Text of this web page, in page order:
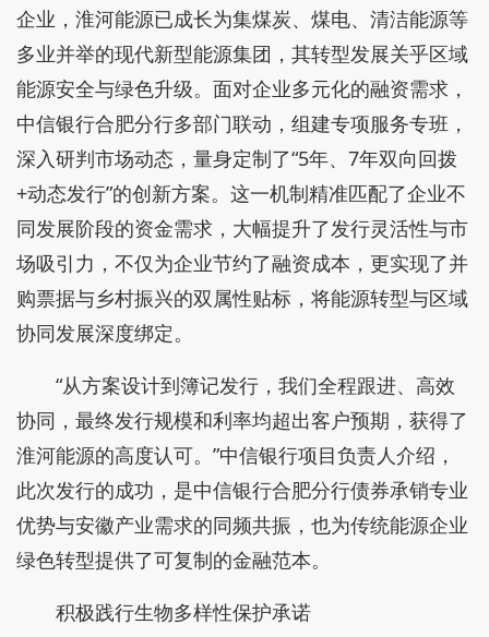
企业，淮河能源已成长为集煤炭、煤电、清洁能源等
多业并举的现代新型能源集团，其转型发展关乎区域
能源安全与绿色升级。面对企业多元化的融资需求，
中信银行合肥分行多部门联动，组建专项服务专班，
深入研判市场动态，量身定制了“5年、7年双向回拨
+动态发行”的创新方案。这一机制精准匹配了企业不
同发展阶段的资金需求，大幅提升了发行灵活性与市
场吸引力，不仅为企业节约了融资成本，更实现了并
购票据与乡村振兴的双属性贴标，将能源转型与区域
协同发展深度绑定。
“从方案设计到簿记发行，我们全程跟进、高效
协同，最终发行规模和利率均超出客户预期，获得了
淮河能源的高度认可。”中信银行项目负责人介绍，
此次发行的成功，是中信银行合肥分行债券承销专业
优势与安徽产业需求的同频共振，也为传统能源企业
绿色转型提供了可复制的金融范本。
积极践行生物多样性保护承诺